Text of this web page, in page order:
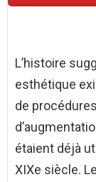
L’histoire
esthétique
de
étaient déjà
XIXe siècle.